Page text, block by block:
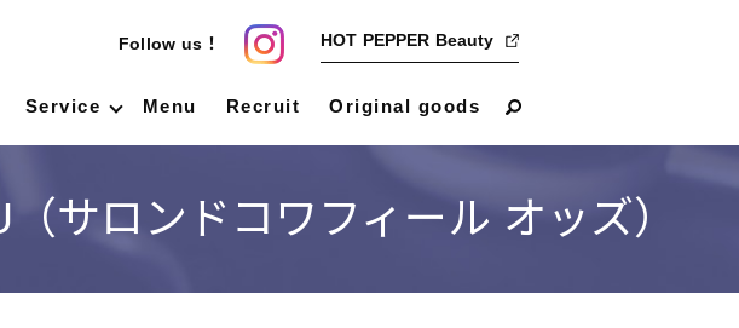
Service Menu Recruit Original goods
Follow us！ HOT PEPPER Beauty
サロンドコワフィール オッズ）